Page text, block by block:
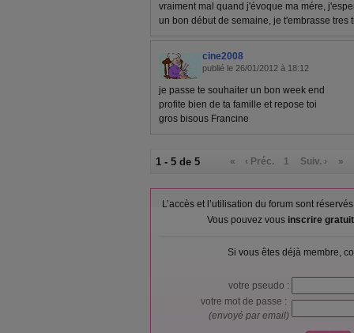
vraiment mal quand j'évoque ma mére,
un bon début de semaine, je t'embrasse tres
cine2008
publié le 26/01/2012 à 18:12
je passe te souhaiter un bon week end
profite bien de ta famille et repose toi
gros bisous Francine
1 - 5 de 5 « ‹ Préc. 1 Suiv. › »
L’accès et l’utilisation du forum sont
Vous pouvez vous inscrire
Si vous êtes déjà membre,
votre pseudo :
votre mot de passe :
(envoyé par email)